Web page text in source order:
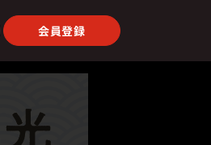
会員登録